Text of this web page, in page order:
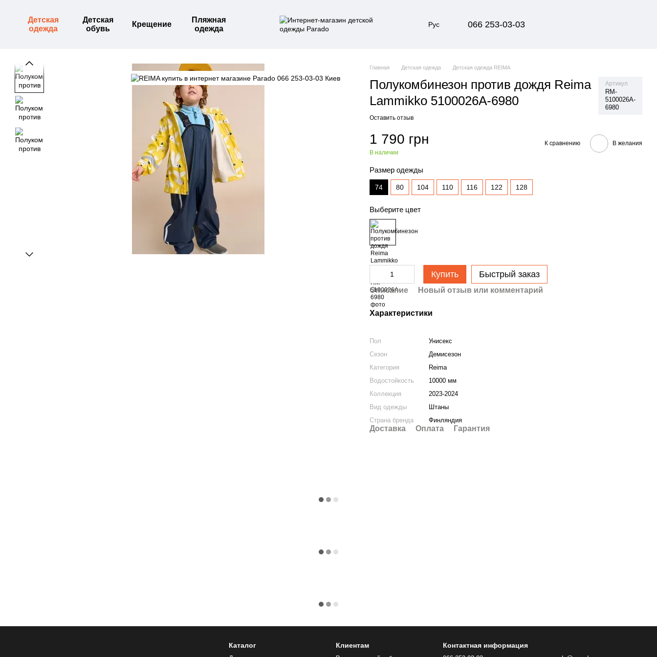
Детская
одежда
Детская
обувь
Крещение
Пляжная
одежда
Рус 066 253-03-03
Главная Детская одежда Детская одежда REIMA
Полукомбинезон против дождя Reima
Lammikko 5100026A-6980
Артикул
RM-
5100026A-
6980
Оставить отзыв
1 790 грн
В наличии
К сравнению В желания
Размер одежды
74 80 104 110 116 122 128
Выберите цвет
Купить Быстрый заказ
Описание Новый отзыв или комментарий
Характеристики
Пол
Унисекс
Сезон
Демисезон
Категория
Reima
Водостойкость
10000 мм
Коллекция
2023-2024
Вид одежды
Штаны
Страна бренда
Финляндия
Доставка Оплата Гарантия
Каталог Клиентам Контактная информация